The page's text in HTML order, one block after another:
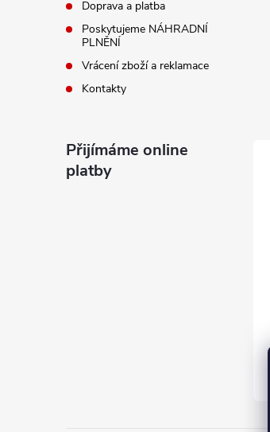
Doprava a platba
Poskytujeme NÁHRADNÍ
PLNĚNÍ
Vrácení zboží a reklamace
Kontakty
Přijímáme online
platby